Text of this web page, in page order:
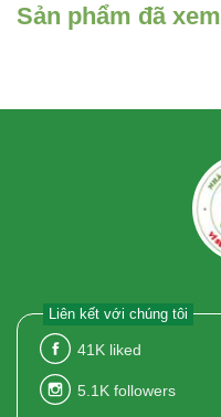
Sản phẩm đã xem
Liên kết với chúng tôi
41K liked
5.1K followers